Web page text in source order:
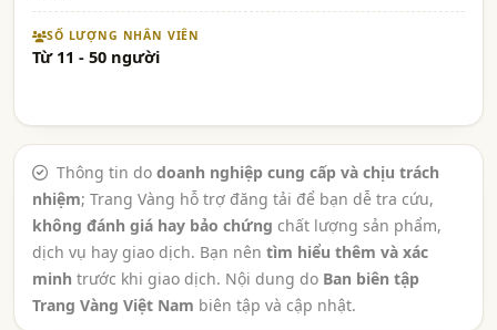
SỐ LƯỢNG NHÂN VIÊN
Từ 11 - 50 người
Thông tin do doanh nghiệp cung cấp và chịu trách
nhiệm; Trang Vàng hỗ trợ đăng tải để bạn dễ tra cứu,
không đánh giá hay bảo chứng chất lượng sản phẩm,
dịch vụ hay giao dịch. Bạn nên tìm hiểu thêm và xác
minh trước khi giao dịch. Nội dung do Ban biên tập
Trang Vàng Việt Nam biên tập và cập nhật.